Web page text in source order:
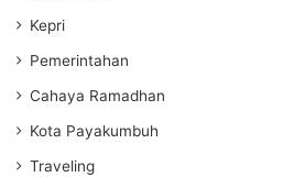
Kepri
Pemerintahan
Cahaya Ramadhan
Kota Payakumbuh
Traveling